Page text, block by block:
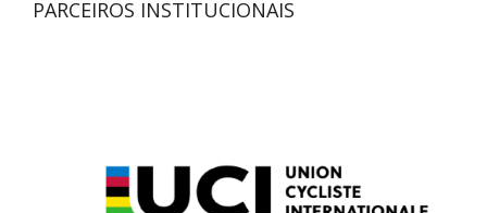
PARCEIROS INSTITUCIONAIS